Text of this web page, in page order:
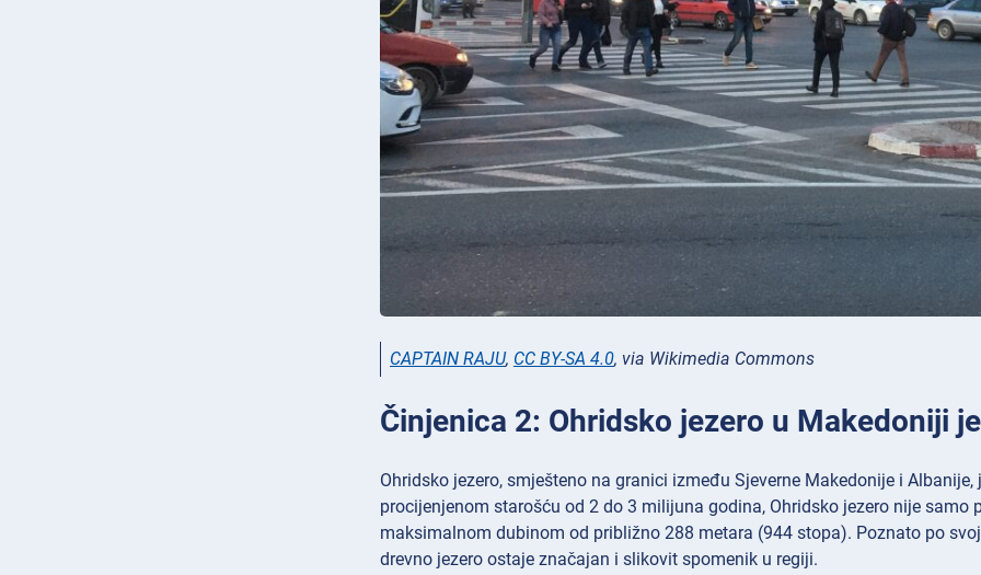
CAPTAIN RAJU, CC BY-SA 4.0, via Wikimedia Commons
Činjenica 2: Ohridsko jezero u Makedoniji
Ohridsko jezero, smješteno na granici između Sjeverne Makedonije i
procijenjenom starošću od 2 do 3 milijuna godina, Ohridsko jezero nije
maksimalnom dubinom od približno 288 metara (944 stopa). Poznato po
drevno jezero ostaje značajan i slikovit spomenik u regiji.